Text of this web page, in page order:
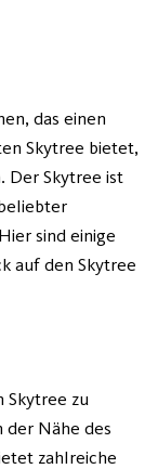
das einen
Skytree bietet,
Der Skytree ist
sind einige
auf den Skytree
Skytree zu
Nähe des
zahlreiche